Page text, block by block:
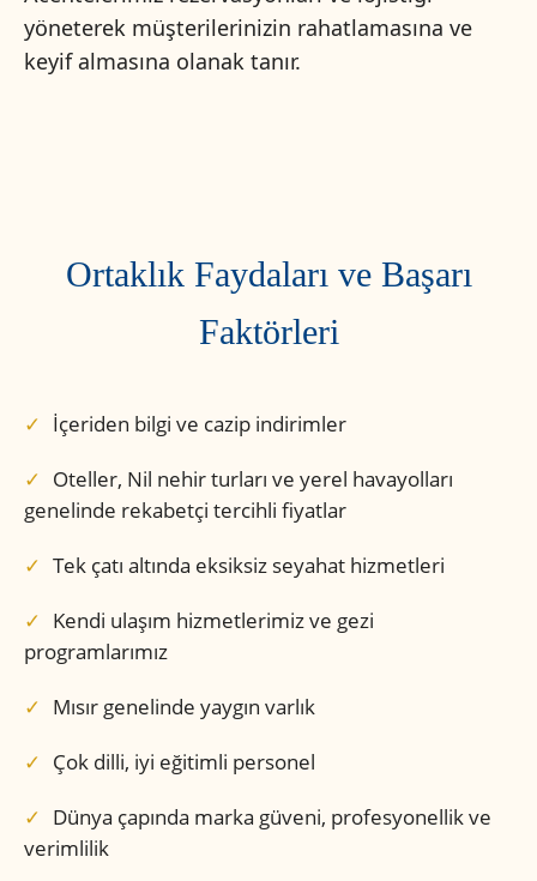
yöneterek müşterilerinizin rahatlamasına ve
keyif almasına olanak tanır.
Ortaklık Faydaları ve Başarı
Faktörleri
İçeriden bilgi ve cazip indirimler
Oteller, Nil nehir turları ve yerel havayolları
genelinde rekabetçi tercihli fiyatlar
Tek çatı altında eksiksiz seyahat hizmetleri
Kendi ulaşım hizmetlerimiz ve gezi
programlarımız
Mısır genelinde yaygın varlık
Çok dilli, iyi eğitimli personel
Dünya çapında marka güveni, profesyonellik ve
verimlilik